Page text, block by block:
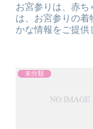
お宮参りは、赤
は、お宮参りの
かな情報をご提供
未分類